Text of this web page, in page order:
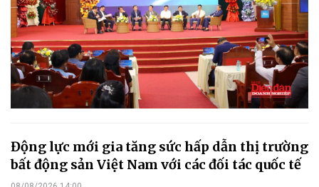
Động lực mới gia tăng sức hấp dẫn thị trường
bất động sản Việt Nam với các đối tác quốc tế